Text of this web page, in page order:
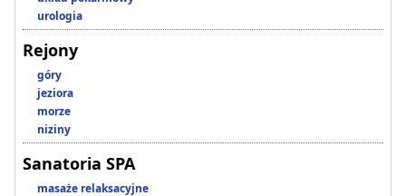
urologia
Rejony
góry
jeziora
morze
niziny
Sanatoria SPA
masaże relaksacyjne